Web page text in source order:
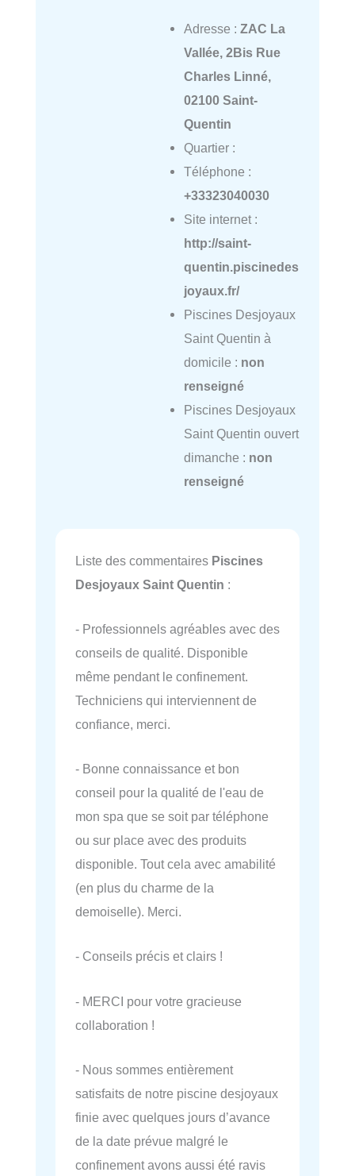
Adresse : ZAC La
Vallée, 2Bis Rue
Charles Linné,
02100 Saint-
Quentin
Quartier :
Téléphone :
+33323040030
Site internet :
http://saint-
quentin.piscinedes
joyaux.fr/
Piscines Desjoyaux
Saint Quentin à
domicile : non
renseigné
Piscines Desjoyaux
Saint Quentin ouvert
dimanche : non
renseigné
Liste des commentaires Piscines
Desjoyaux Saint Quentin :
- Professionnels agréables avec des
conseils de qualité. Disponible
même pendant le confinement.
Techniciens qui interviennent de
confiance, merci.
- Bonne connaissance et bon
conseil pour la qualité de l'eau de
mon spa que se soit par téléphone
ou sur place avec des produits
disponible. Tout cela avec amabilité
(en plus du charme de la
demoiselle). Merci.
- Conseils précis et clairs !
- MERCI pour votre gracieuse
collaboration !
- Nous sommes entièrement
satisfaits de notre piscine desjoyaux
finie avec quelques jours d’avance
de la date prévue malgré le
confinement avons aussi été ravis